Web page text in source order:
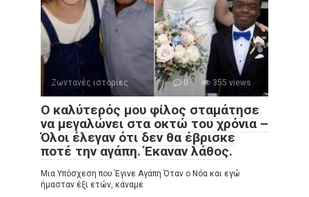
Ζωντανές ιστορίες 0 355 views
Ο καλύτερός μου φίλος σταμάτησε
να μεγαλώνει στα οκτώ του χρόνια –
Όλοι έλεγαν ότι δεν θα έβρισκε
ποτέ την αγάπη. Έκαναν λάθος.
Μια Υπόσχεση που Έγινε Αγάπη Όταν ο Νόα και εγώ
ήμασταν έξι ετών, κάναμε